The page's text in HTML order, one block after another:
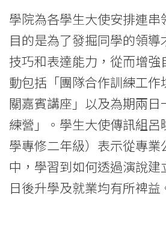
學院為各學生大使安排連串
目的是為了發掘同學的領導
技巧和表達能力，從而增強
動包括「團隊合作訓練工作
關嘉賓講座」以及為期兩日
練營」。學生大使傳訊組呂
學專修二年級）表示從專業
中，學習到如何透過演說建
日後升學及就業均有所裨益